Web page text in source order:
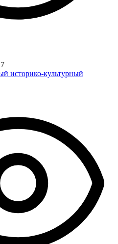
историко-культурный